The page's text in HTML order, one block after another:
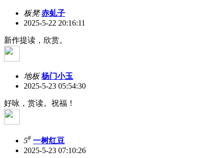
板凳 赤虬子
2025-5-22 20:16:11
新作提读，欣赏。
地板 杨门小玉
2025-5-23 05:54:30
好咏，赏读。祝福！
5# 一树红豆
2025-5-23 07:10:26